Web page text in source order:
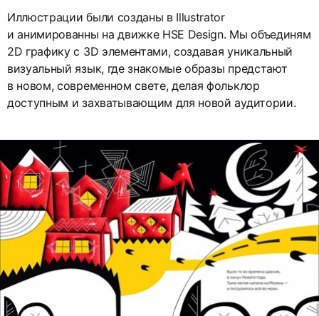
Иллюстрации были созданы в Illustrator
и анимированны на движке HSE Design. Мы объединям
2D графику с 3D элементами, создавая уникальный
визуальный язык, где знакомые образы предстают
в новом, современном свете, делая фольклор
доступным и захватывающим для новой аудитории.